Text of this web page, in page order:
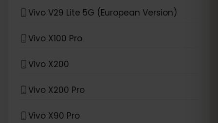
Vivo V29 Lite 5G (European Version)
Vivo X100 Pro
Vivo X200
Vivo X200 Pro
Vivo X90 Pro